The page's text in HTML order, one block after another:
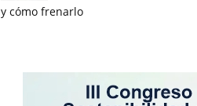
y cómo frenarlo